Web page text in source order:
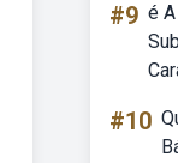
#9 é
#10